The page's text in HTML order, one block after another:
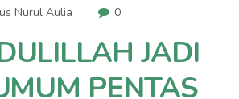
Nurul Aulia 0
JADI
PENTAS